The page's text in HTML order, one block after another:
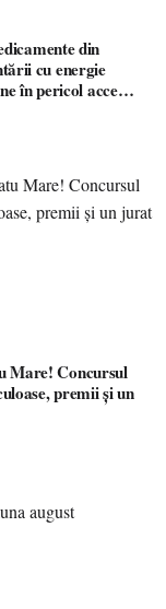
din
cu energie
în pericol accesul
premii și un